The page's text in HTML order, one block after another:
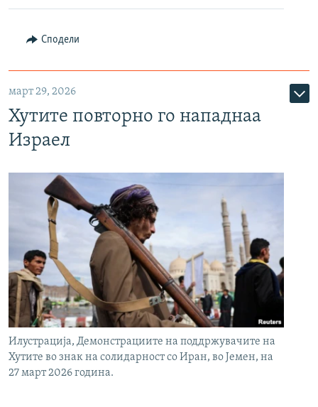
Сподели
март 29, 2026
Хутите повторно го нападнаа
Израел
Илустрација, Демонстрациите на поддржувачите на
Хутите во знак на солидарност со Иран, во Јемен, на
27 март 2026 година.